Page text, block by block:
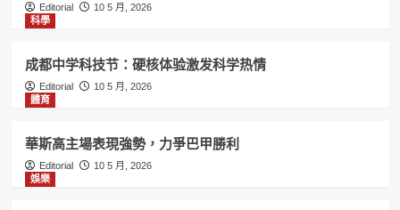
Editorial
10 5 月, 2026
科學
成都中学科技节：硬核体验激发科学热情
Editorial
10 5 月, 2026
體育
華斯高主場表現強勢，力爭巴甲勝利
Editorial
10 5 月, 2026
娛樂